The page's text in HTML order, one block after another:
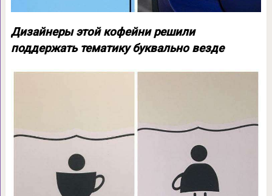
Дизайнеры этой кофейни решили
поддержать тематику буквально везде